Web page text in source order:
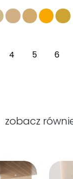
4 5 6
zobacz